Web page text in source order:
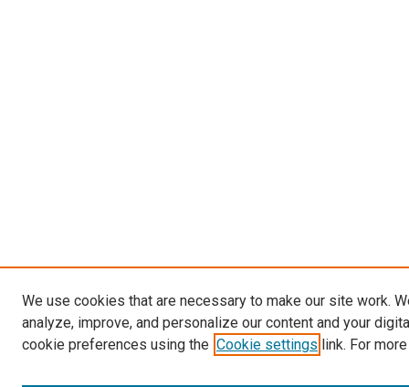
We use cookies that are necessary to make our site work.
analyze, improve, and personalize our content and your
cookie preferences using the Cookie settings link. For